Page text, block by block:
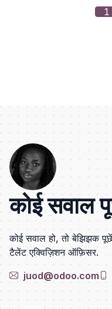
1
कोई सवाल
कोई सवाल हो, तो बेझिझक
टैलेंट एक्विज़िशन ऑफ़िसर.
juod@odoo.com